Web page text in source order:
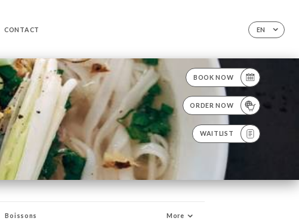
EN
CONTACT
BOOK NOW
ORDER NOW
WAITLIST
Boissons More